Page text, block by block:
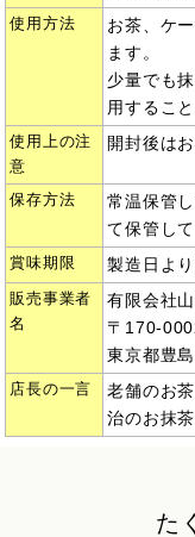
使用方法
お茶、ケ
ます。
少量でも
用するこ
使用上の注
意
開封後は
保存方法
常温保管
て保管して
賞味期限 製造日よ
販売事業者
名
有限会社
〒170-
東京都豊
店長の一言
老舗のお
治のお抹
た